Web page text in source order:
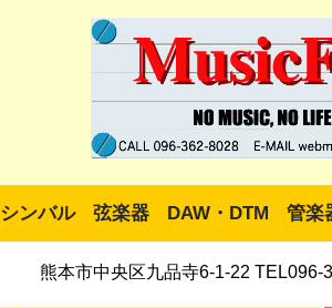
シンバル 弦楽器 DAW・DTM 管楽
熊本市中央区九品寺6-1-22 TEL096-